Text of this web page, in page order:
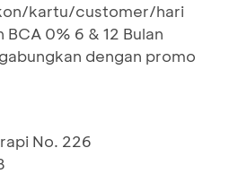
kartu/customer/hari
0% 6 & 12 Bulan
dengan promo
No. 226